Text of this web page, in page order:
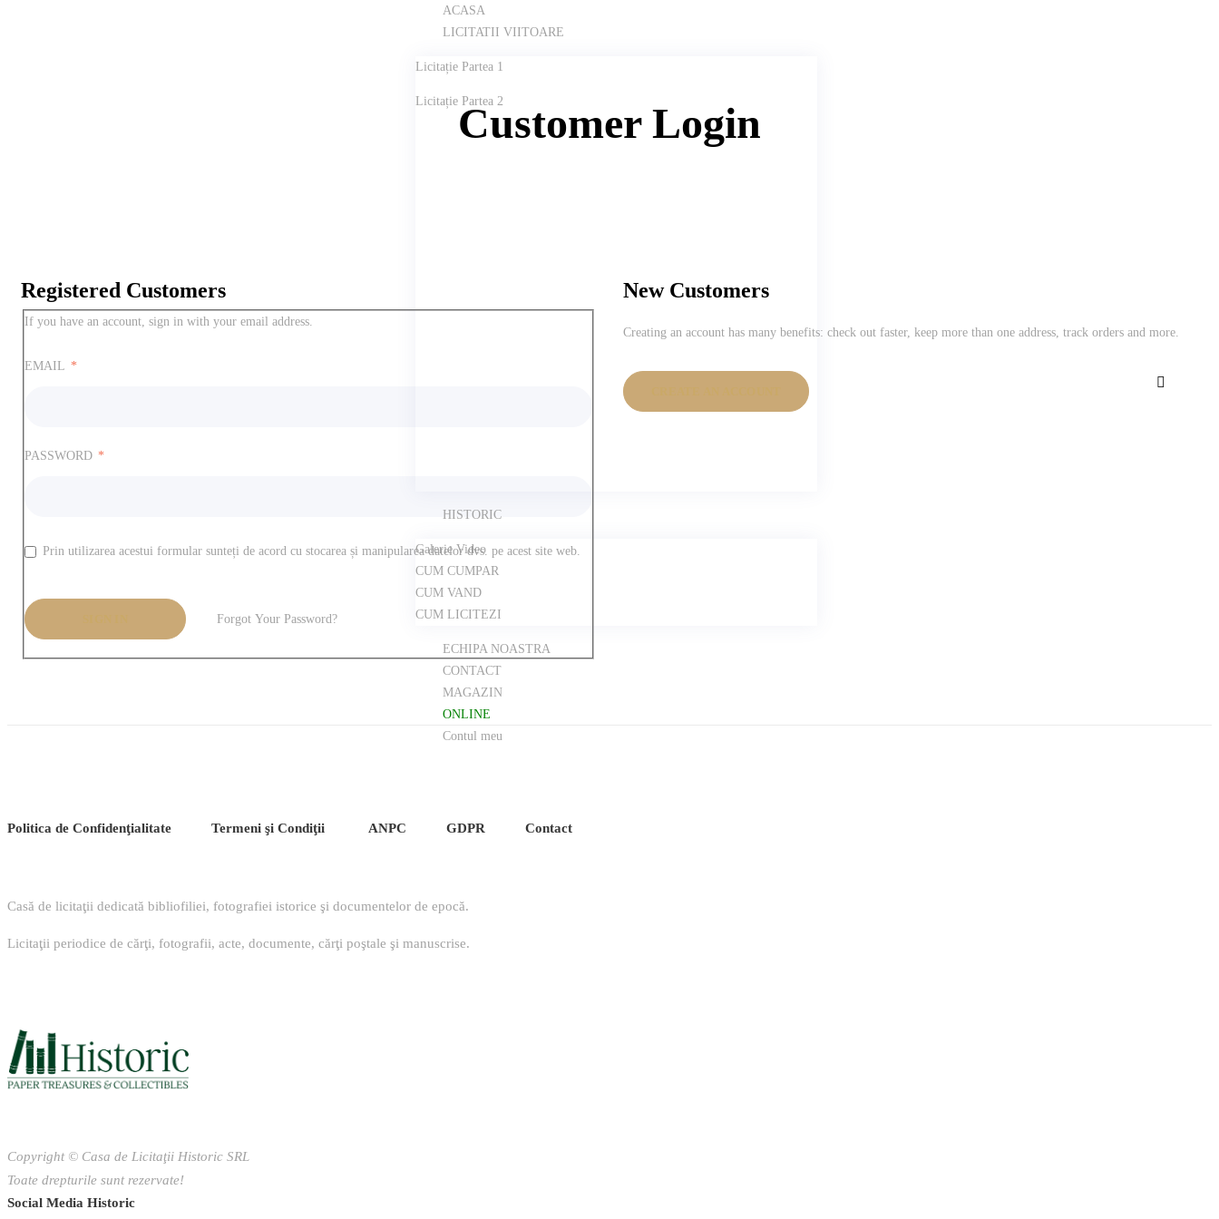
ACASA
LICITATII VIITOARE
Licitație Partea 1
Licitație Partea 2
HISTORIC
Galerie Video
CUM CUMPAR
CUM VAND
CUM LICITEZI
ECHIPA NOASTRA
CONTACT
MAGAZIN
ONLINE
Contul meu
Customer Login
Registered Customers
If you have an account, sign in with your email address.
EMAIL
PASSWORD
Prin utilizarea acestui formular sunteți de acord cu stocarea și manipularea datelor dvs. pe acest site web.
Forgot Your Password?
New Customers
Creating an account has many benefits: check out faster, keep more than one address, track orders and more.
Politica de Confidenţialitate Termeni şi Condiţii ANPC GDPR Contact
Casă de licitaţii dedicată bibliofiliei, fotografiei istorice şi documentelor de epocă.
Licitaţii periodice de cărţi, fotografii, acte, documente, cărţi poştale şi manuscrise.
Copyright © Casa de Licitaţii Historic SRL
Toate drepturile sunt rezervate!
Social Media Historic